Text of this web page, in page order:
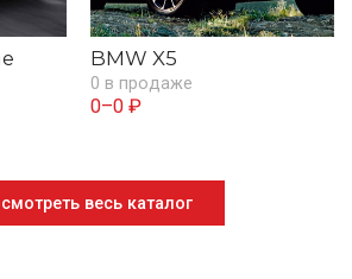
BMW X5
0 в продаже
0–0 ₽
весь каталог